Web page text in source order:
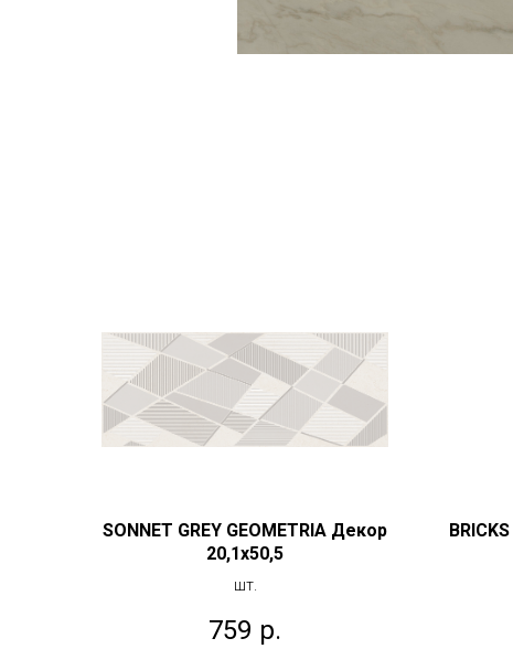
SONNET GREY GEOMETRIA Декор
20,1x50,5
шт.
759 р.